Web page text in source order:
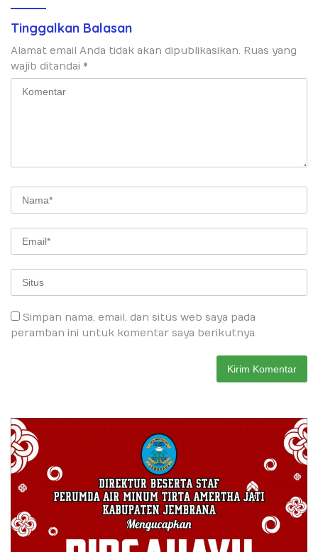
Tinggalkan Balasan
Alamat email Anda tidak akan dipublikasikan. Ruas yang
wajib ditandai *
Simpan nama, email, dan situs web saya pada
peramban ini untuk komentar saya berikutnya.